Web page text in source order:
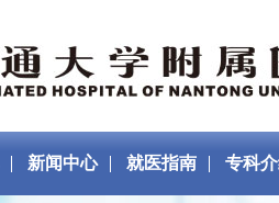
新闻中心 就医指南 专科